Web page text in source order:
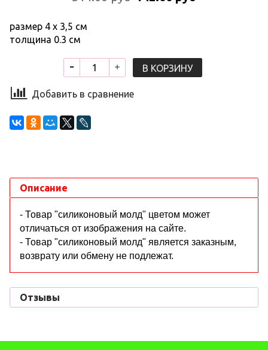
размер 4 х 3,5 см
толщина 0.3 см
В КОРЗИНУ
Добавить в сравнение
Описание
- Товар "силиконовый молд" цветом может
отличаться от изображения на сайте.
- Товар "силиконовый молд" является заказным,
возврату или обмену не подлежат.
Отзывы